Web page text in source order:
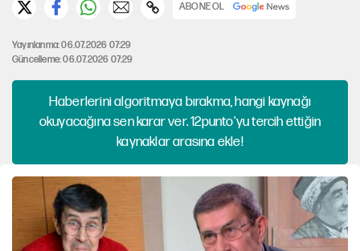
ABONE OL
Yayınlanma: 06.07.2026 07:29
Güncelleme: 06.07.2026 07:29
Haberlerini algoritmaya bırakma, hangi kaynağı
okuyacağına sen karar ver. 12punto'yu tercih ettiğin
kaynaklar arasına ekle!